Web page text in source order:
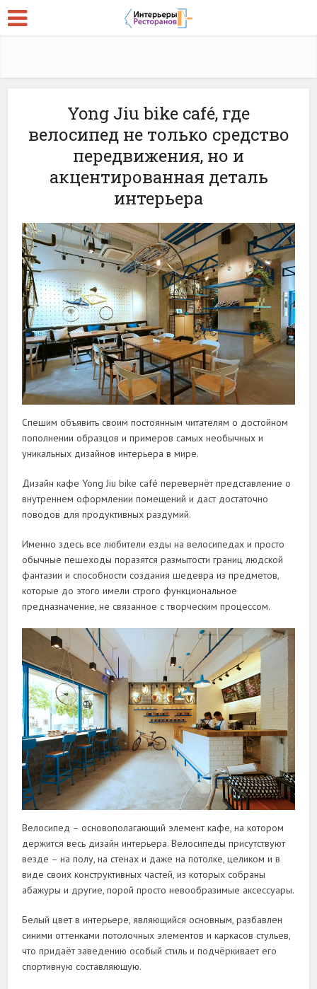
Yong Jiu bike café, где
велосипед не только средство
передвижения, но и
акцентированная деталь
интерьера
Спешим объявить своим постоянным читателям о достойном
пополнении образцов и примеров самых необычных и
уникальных дизайнов интерьера в мире.
Дизайн кафе Yong Jiu bike café перевернёт представление о
внутреннем оформлении помещений и даст достаточно
поводов для продуктивных раздумий.
Именно здесь все любители езды на велосипедах и просто
обычные пешеходы поразятся размытости границ людской
фантазии и способности создания шедевра из предметов,
которые до этого имели строго функциональное
предназначение, не связанное с творческим процессом.
Велосипед – основополагающий элемент кафе, на котором
держится весь дизайн интерьера. Велосипеды присутствуют
везде – на полу, на стенах и даже на потолке, целиком и в
виде своих конструктивных частей, из которых собраны
абажуры и другие, порой просто невообразимые аксессуары.
Белый цвет в интерьере, являющийся основным, разбавлен
синими оттенками потолочных элементов и каркасов стульев,
что придаёт заведению особый стиль и подчёркивает его
спортивную составляющую.